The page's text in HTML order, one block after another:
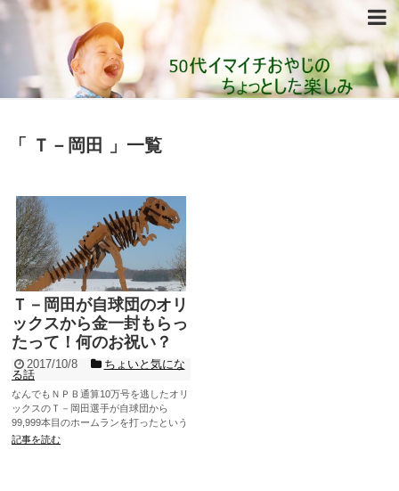
「 Ｔ－岡田 」一覧
Ｔ－岡田が自球団のオリ
ックスから金一封もらっ
たって！何のお祝い？
2017/10/8
ちょいと気にな
る話
なんでもＮＰＢ通算10万号を逃したオリ
ックスのＴ－岡田選手が自球団から
99,999本目のホームランを打ったという
ことで、99,999円の贈呈を受けたんだっ
記事を読む